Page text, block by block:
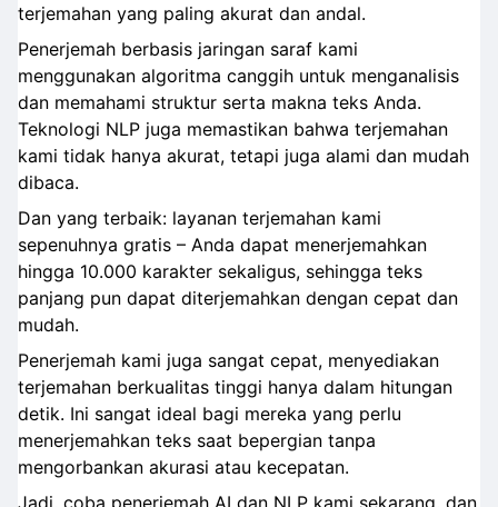
terjemahan yang paling akurat dan andal.
Penerjemah berbasis jaringan saraf kami
menggunakan algoritma canggih untuk menganalisis
dan memahami struktur serta makna teks Anda.
Teknologi NLP juga memastikan bahwa terjemahan
kami tidak hanya akurat, tetapi juga alami dan mudah
dibaca.
Dan yang terbaik: layanan terjemahan kami
sepenuhnya gratis – Anda dapat menerjemahkan
hingga 10.000 karakter sekaligus, sehingga teks
panjang pun dapat diterjemahkan dengan cepat dan
mudah.
Penerjemah kami juga sangat cepat, menyediakan
terjemahan berkualitas tinggi hanya dalam hitungan
detik. Ini sangat ideal bagi mereka yang perlu
menerjemahkan teks saat bepergian tanpa
mengorbankan akurasi atau kecepatan.